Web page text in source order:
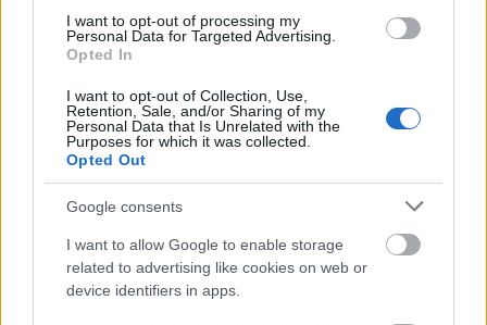
I want to opt-out of processing my
Personal Data for Targeted Advertising.
Opted In
I want to opt-out of Collection, Use,
Retention, Sale, and/or Sharing of my
Personal Data that Is Unrelated with the
Purposes for which it was collected.
Opted Out
Google consents
I want to allow Google to enable storage
related to advertising like cookies on web or
device identifiers in apps.
múlva akár a több ezer évvel ezelőtti nagy aszályok idején
tapasztalt állapotokhoz is közel kerülhet - derült ki az ELTE
Környezet- és Tájföldrajzi Tanszék, a Pannon Egyetem és a
vizsgálatából.
Országos hírek
A lakosságra is fontos szerep hárul a szúnyoginvázió
elkerülésében
Folytatódik a szúnyogírtás szerte az országban. Az ázsiai
tigrisszúnyog a vízhiány ellenére is talál szaporodási helyet a
vödrökben, gyermekjátékokban.